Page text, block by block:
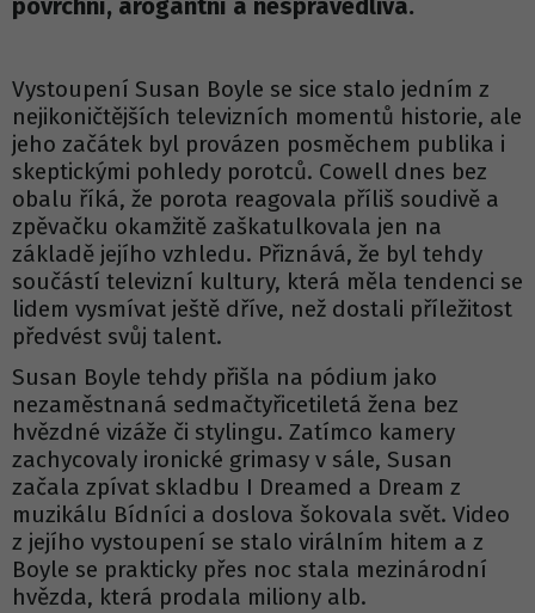
povrchní, arogantní a nespravedlivá.
Vystoupení Susan Boyle se sice stalo jedním z
nejikoničtějších televizních momentů historie, ale
jeho začátek byl provázen posměchem publika i
skeptickými pohledy porotců. Cowell dnes bez
obalu říká, že porota reagovala příliš soudivě a
zpěvačku okamžitě zaškatulkovala jen na
základě jejího vzhledu. Přiznává, že byl tehdy
součástí televizní kultury, která měla tendenci se
lidem vysmívat ještě dříve, než dostali příležitost
předvést svůj talent.
Susan Boyle tehdy přišla na pódium jako
nezaměstnaná sedmačtyřicetiletá žena bez
hvězdné vizáže či stylingu. Zatímco kamery
zachycovaly ironické grimasy v sále, Susan
začala zpívat skladbu I Dreamed a Dream z
muzikálu Bídníci a doslova šokovala svět. Video
z jejího vystoupení se stalo virálním hitem a z
Boyle se prakticky přes noc stala mezinárodní
hvězda, která prodala miliony alb.